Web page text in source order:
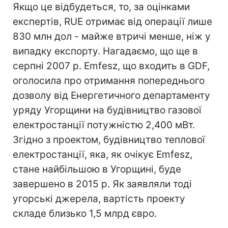
Якщо це відбудеться, то, за оцінками
експертів, RUE отримає від операції лише
830 млн дол - майже втричі менше, ніж у
випадку експорту. Нагадаємо, що ще в
серпні 2007 р. Emfesz, що входить в GDF,
оголосила про отримання попереднього
дозволу від Енергетичного департаменту
уряду Угорщини на будівництво газової
електростанції потужністю 2,400 мВт.
Згідно з проектом, будівництво теплової
електростанції, яка, як очікує Emfesz,
стане найбільшою в Угорщині, буде
завершено в 2015 р. Як заявляли тоді
угорські джерела, вартість проекту
складе близько 1,5 млрд євро.